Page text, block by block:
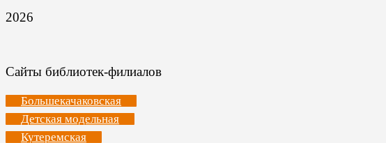
2026
Сайты библиотек-филиалов
Большекачаковская
Детская модельная
Кутеремская